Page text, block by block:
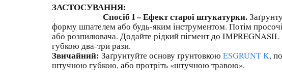
Спосіб I – Ефект старої штукатурки.
форму шпателем або будь-яким інструментом. Потім
або розпилювача. Додайте рідкий пігмент до
губкою
Звичайний: Заґрунтуйте основу ґрунтовкою ESGRUNT K,
штучною губкою, або протріть «штучною травою».